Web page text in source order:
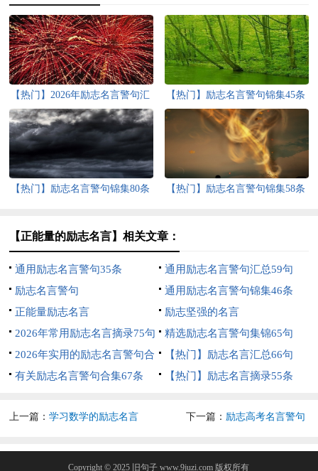
【热门】2026年励志名言警句汇
总65条
【热门】励志名言警句锦集45条
【热门】励志名言警句锦集80条 【热门】励志名言警句锦集58条
【正能量的励志名言】相关文章：
通用励志名言警句35条
通用励志名言警句汇总59句
励志名言警句
通用励志名言警句锦集46条
正能量励志名言
励志坚强的名言
2026年常用励志名言摘录75句
精选励志名言警句集锦65句
2026年实用的励志名言警句合
集95条
【热门】励志名言汇总66句
有关励志名言警句合集67条
【热门】励志名言摘录55条
上一篇：学习数学的励志名言 下一篇： 励志高考名言警句
Copyright © 2025 旧句子 www.9juzi.com 版权所有